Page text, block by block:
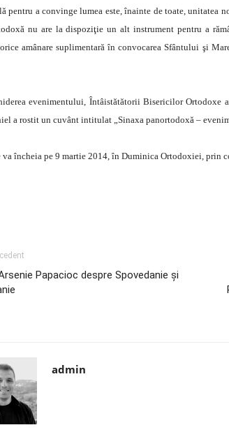
pentru a convinge lumea este, înainte de toate, unitatea
nu are la dispoziţie un alt instrument pentru a
amânare suplimentară în convocarea Sfântului şi
evenimentului, Întâistătătorii Bisericilor Ortodoxe
a rostit un cuvânt intitulat „Sinaxa panortodoxă –
va încheia pe 9 martie 2014, în Duminica Ortodoxiei, prin
Papacioc despre Spovedanie şi
admin